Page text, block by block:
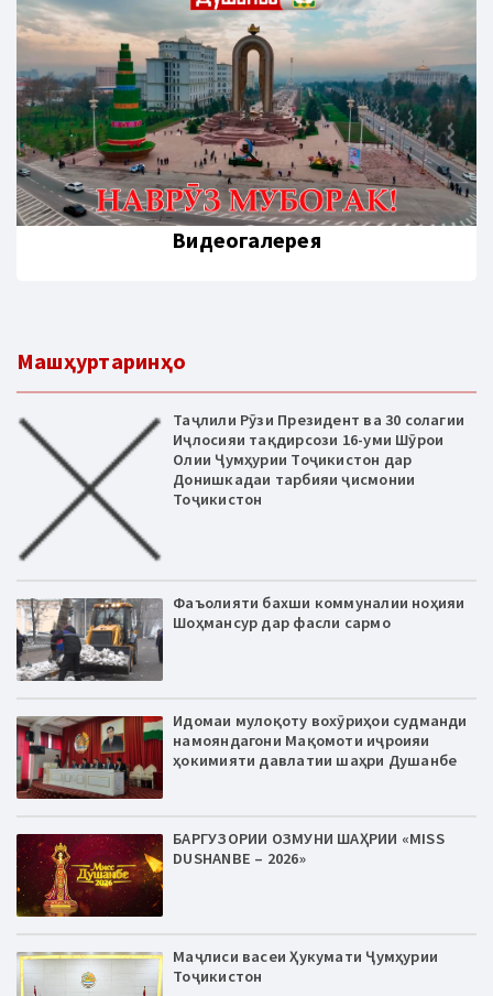
Видеогалерея
Машҳуртаринҳо
Таҷлили Рӯзи Президент ва 30 солагии
Иҷлосияи тақдирсози 16-уми Шӯрои
Олии Ҷумҳурии Тоҷикистон дар
Донишкадаи тарбияи ҷисмонии
Тоҷикистон
Фаъолияти бахши коммуналии ноҳияи
Шоҳмансур дар фасли сармо
Идомаи мулоқоту вохӯриҳои судманди
намояндагони Мақомоти иҷроияи
ҳокимияти давлатии шаҳри Душанбе
БАРГУЗОРИИ ОЗМУНИ ШАҲРИИ «MISS
DUSHANBE – 2026»
Маҷлиси васеи Ҳукумати Ҷумҳурии
Тоҷикистон